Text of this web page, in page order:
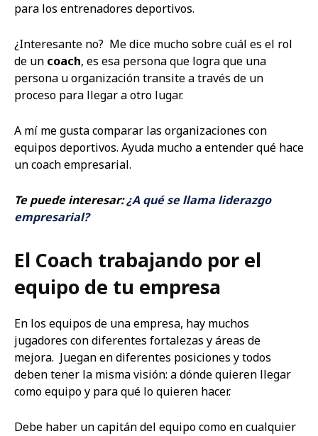
para los entrenadores deportivos.
¿Interesante no? Me dice mucho sobre cuál es el rol
de un coach, es esa persona que logra que una
persona u organización transite a través de un
proceso para llegar a otro lugar.
A mí me gusta comparar las organizaciones con
equipos deportivos. Ayuda mucho a entender qué hace
un coach empresarial.
Te puede interesar:¿A qué se llama liderazgo
empresarial?
El Coach trabajando por el
equipo de tu empresa
En los equipos de una empresa, hay muchos
jugadores con diferentes fortalezas y áreas de
mejora. Juegan en diferentes posiciones y todos
deben tener la misma visión: a dónde quieren llegar
como equipo y para qué lo quieren hacer.
Debe haber un capitán del equipo como en cualquier